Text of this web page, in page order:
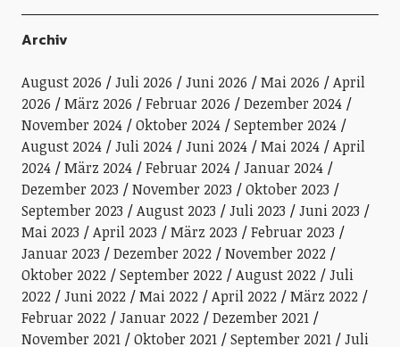
Archiv
August 2026 Juli 2026 Juni 2026 Mai 2026
April
2026
März 2026 Februar 2026
Dezember 2024
November 2024
Oktober 2024
September 2024
August 2024
Juli 2024 Juni 2024 Mai 2024
April
2024
März 2024 Februar 2024
Januar 2024
Dezember 2023
November 2023
Oktober 2023
September 2023
August 2023 Juli 2023
Juni 2023
Mai 2023
April 2023 März 2023
Februar 2023
Januar 2023
Dezember 2022
November 2022
Oktober 2022
September 2022 August 2022
Juli
2022
Juni 2022 Mai 2022 April 2022
März 2022
Februar 2022
Januar 2022
Dezember 2021
November 2021
Oktober 2021 September 2021
Juli